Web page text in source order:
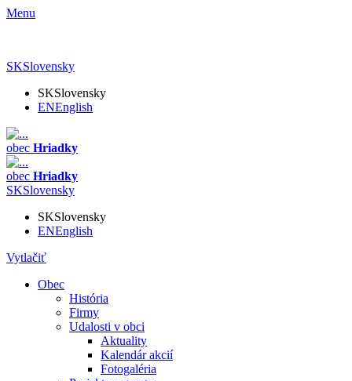
Menu
SKSlovensky
SKSlovensky
ENEnglish
obec Hriadky
obec Hriadky
SKSlovensky
SKSlovensky
ENEnglish
Vytlačiť
Obec
História
Firmy
Udalosti v obci
Aktuality
Kalendár akcií
Fotogaléria